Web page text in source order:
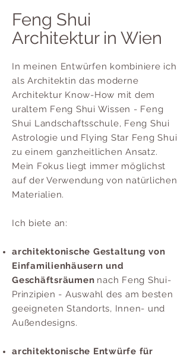
Feng Shui
Architektur in Wien
In meinen Entwürfen kombiniere ich
als Architektin das moderne
Architektur Know-How mit dem
uraltem Feng Shui Wissen - Feng
Shui Landschaftsschule, Feng Shui
Astrologie und Flying Star Feng Shui
zu einem ganzheitlichen Ansatz.
Mein Fokus liegt immer möglichst
auf der Verwendung von natürlichen
Materialien.
Ich biete an:
architektonische Gestaltung von
Einfamilienhäusern und
Geschäftsräumen nach Feng Shui-
Prinzipien - Auswahl des am besten
geeigneten Standorts, Innen- und
Außendesigns.
architektonische Entwürfe für